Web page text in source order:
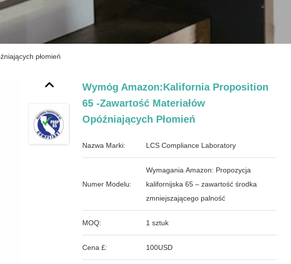
płomień
Wymóg Amazon:Kalifornia Proposition
65 -Zawartość Materiałów
Opóźniających Płomień
Nazwa Marki: LCS Compliance Laboratory
Numer Modelu:
Wymagania Amazon: Propozycja
kalifornijska 65 – zawartość środka
zmniejszającego palność
MOQ: 1 sztuk
Cena £: 100USD